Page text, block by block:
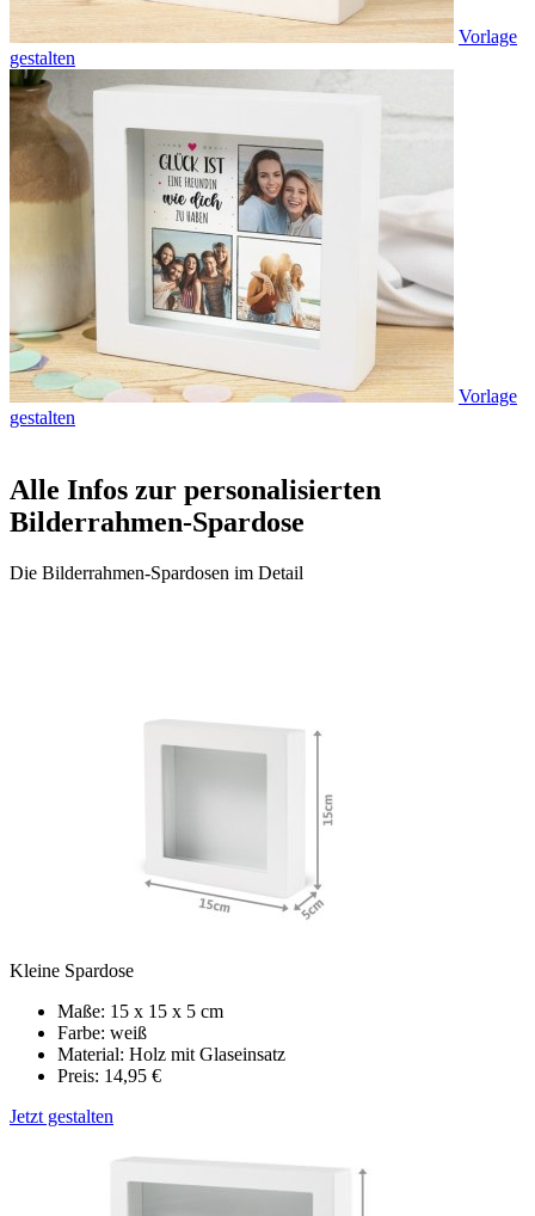
Vorlage
gestalten
Vorlage
gestalten
Alle Infos zur personalisierten
Bilderrahmen-Spardose
Die Bilderrahmen-Spardosen im Detail
Kleine Spardose
Maße: 15 x 15 x 5 cm
Farbe: weiß
Material: Holz mit Glaseinsatz
Preis: 14,95 €
Jetzt gestalten